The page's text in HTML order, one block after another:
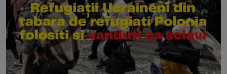
Free Script
Ai RoadMap
AI